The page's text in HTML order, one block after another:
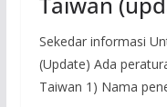
Sekedar informasi
(Update) Ada
Taiwan 1) Nama